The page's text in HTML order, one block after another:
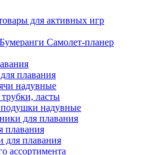
для активных игр
Самолет-планер
плавания
надувные
ласты
надувные
для плавания
плавания
для плавания
ассортимента